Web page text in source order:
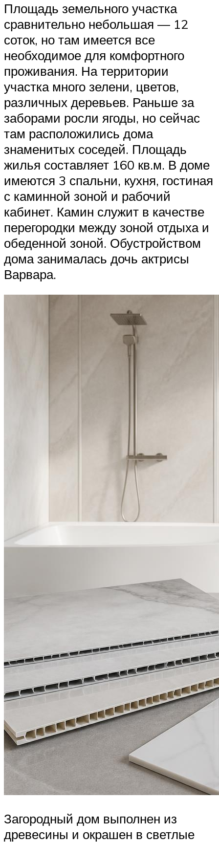
Площадь земельного участка
сравнительно небольшая — 12
соток, но там имеется все
необходимое для комфортного
проживания. На территории
участка много зелени, цветов,
различных деревьев. Раньше за
заборами росли ягоды, но сейчас
там расположились дома
знаменитых соседей. Площадь
жилья составляет 160 кв.м. В доме
имеются 3 спальни, кухня, гостиная
с каминной зоной и рабочий
кабинет. Камин служит в качестве
перегородки между зоной отдыха и
обеденной зоной. Обустройством
дома занималась дочь актрисы
Варвара.
Загородный дом выполнен из
древесины и окрашен в светлые